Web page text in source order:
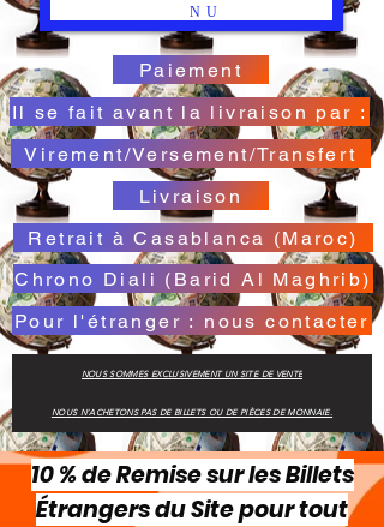
NU
Paiement
Virement/Versement/Transfert
Livraison
Retrait à Casablanca (Maroc)
Il se fait avant la livraison par :
Chrono Diali (Barid Al Maghrib)
Pour l'étranger : nous contacter
NOUS SOMMES EXCLUSIVEMENT UN SITE DE VENTE
NOUS N'ACHETONS PAS DE BILLETS OU DE PIÈCES DE MONNAIE.
10 % de Remise sur les Billets
Étrangers du Site pour tout